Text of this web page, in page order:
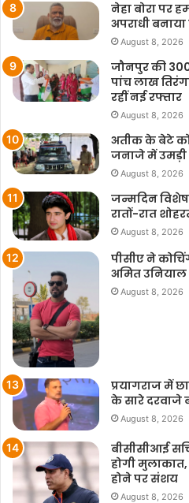
नेहा बोरा पर
अपराधी बनाया
August 8, 2026
जौनपुर की 300
पांच लाख
रहीं नई रफ्तार
August 8, 2026
अतीक के बेटे
जनाजे में उमड़ी
August 8, 2026
जन्मदिन
रातों-रात
August 8, 2026
पीसीए ने
अमित
August 8, 2026
प्रयागराज में
के सारे दरवाजे
August 8, 2026
बीसीसीआई
होगी
होने पर संशय
August 8, 2026